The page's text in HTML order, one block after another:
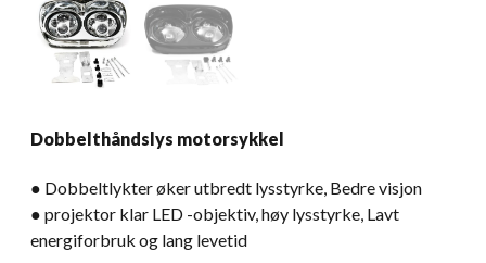
Dobbelthåndslys motorsykkel
● Dobbeltlykter øker utbredt lysstyrke, Bedre visjon
● projektor klar LED -objektiv, høy lysstyrke, Lavt
energiforbruk og lang levetid